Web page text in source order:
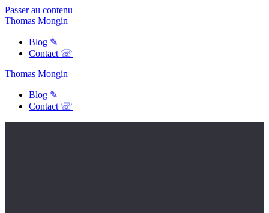
Passer au contenu
Thomas Mongin
Blog ✎
Contact ☏
Thomas Mongin
Blog ✎
Contact ☏